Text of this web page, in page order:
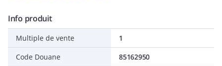
Info produit
Multiple de vente
1
Code Douane
85162950